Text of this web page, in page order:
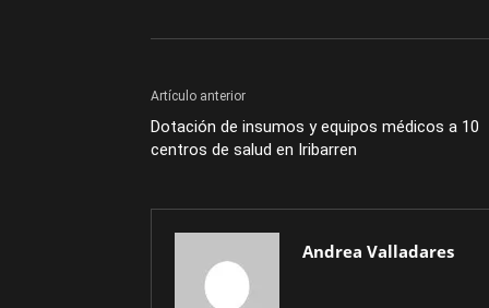
Artículo anterior
Dotación de insumos y equipos médicos a 10
centros de salud en Iribarren
Andrea Valladares